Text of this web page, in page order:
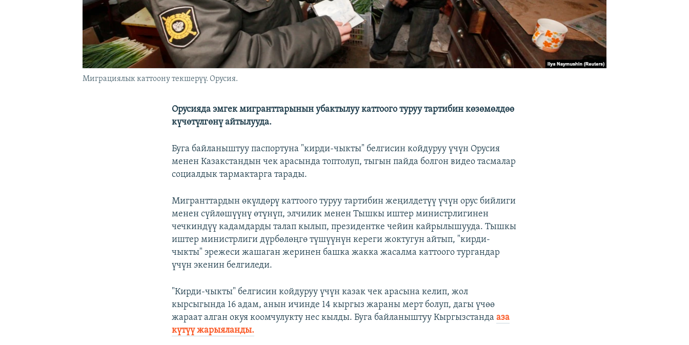
Миграциялык каттоону текшерүү. Орусия.
Орусияда эмгек мигранттарынын убактылуу каттоого туруу тартибин көзөмөлдөө
күчөтүлгөнү айтылууда.
Буга байланыштуу паспортуна "кирди-чыкты" белгисин койдуруу үчүн Орусия
менен Казакстандын чек араcында топтолуп, тыгын пайда болгон видео тасмалар
социалдык тармактарга тарады.
Мигранттардын өкүлдөрү каттоого туруу тартибин жеңилдетүү үчүн орус бийлиги
менен сүйлөшүүнү өтүнүп, элчилик менен Тышкы иштер министрлигинен
чечкиндүү кадамдарды талап кылып, президентке чейин кайрылышууда. Тышкы
иштер министрлиги дүрбөлөңгө түшүүнүн кереги жоктугун айтып, "кирди-
чыкты" эрежеси жашаган жеринен башка жакка жасалма каттоого тургандар
үчүн экенин белгиледи.
"Кирди-чыкты" белгисин койдуруу үчүн казак чек арасына келип, жол
кырсыгында 16 адам, анын ичинде 14 кыргыз жараны мерт болуп, дагы үчөө
жараат алган окуя коомчулукту нес кылды. Буга байланыштуу Кыргызстандааза
күтүү жарыяланды.